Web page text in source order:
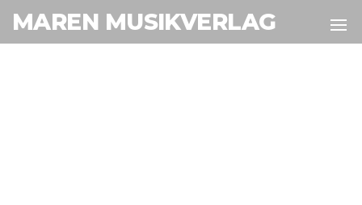
MAREN MUSIKVERLAG